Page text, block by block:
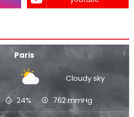
Paris
Cloudy sky
24% 762mmHg